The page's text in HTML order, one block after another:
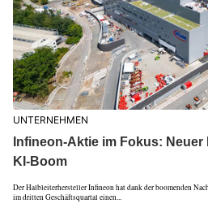
UNTERNEHMEN
Infineon-Aktie im Fokus:
KI-Boom
Der Halbleiterhersteller Infineon hat dank der boomenden
im dritten Geschäftsquartal einen...